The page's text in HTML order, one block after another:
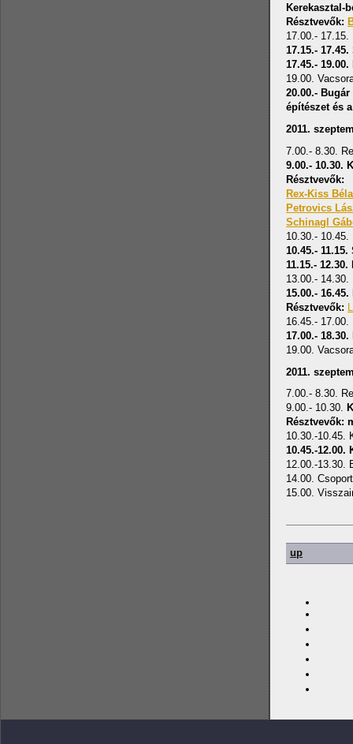
Kerekasztal-
Résztvevők:
17.00.-
17.15.-
17.45.-
19.00.
20.00.-
építészet és
2011.
7.00.- 8.30.
9.00.- 10.30.
Résztvevők:
Rex-Kiss
Petrovics
Schinagl
10.30.-
10.45.-
11.15.-
13.00.- 14.30.
15.00.-
Résztvevők:
16.45.-
17.00.-
19.00.
2011.
7.00.- 8.30.
9.00.- 10.30.
Résztvevők:
10.30.-10.45.
10.45.-12.00.
12.00.-13.30.
14.00.
15.00.
up